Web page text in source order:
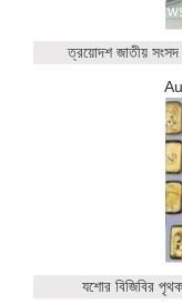
ত্রয়োদশ জাতীয় সংসদ
যশোর বিজিবির